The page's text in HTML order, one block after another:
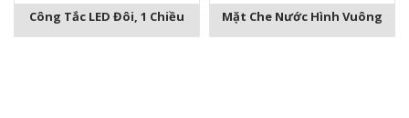
Công Tắc LED Đôi, 1 Chiều Mặt Che Nước Hình Vuông